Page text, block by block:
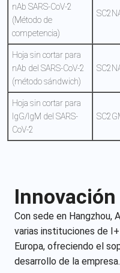
nAb SARS-CoV-2
(Método de
competencia)
Hoja sin cortar para
nAb del SARS-CoV-2
(método sándwich)
Hoja sin cortar para
IgG/IgM del SARS-
CoV-2
Con sede en Hangzhou,
varias instituciones de
Europa, ofreciendo el
desarrollo de la empresa.